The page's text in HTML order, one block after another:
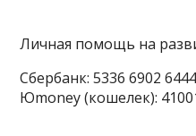
Личная помощь на
Сбербанк: 5336 6902
Юmoney (кошелек):